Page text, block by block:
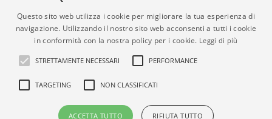
garanzia da parte di quest'ultima. immobiliare-italia.it
quindi non è responsabile della veridicità, della
correttezza, della completezza, della normativa in
materia di privacy e/o di alcun altro aspetto dei
suddetti annunci.
© Copyright 2007 - 2026
Powered by
Questo sito web utilizza i cookie per migliorare la tua esperienza di
navigazione. Utilizzando il nostro sito web acconsenti a tutti i cookie
in conformità con la nostra policy per i cookie. Leggi di più
STRETTAMENTE NECESSARI PERFORMANCE
TARGETING NON CLASSIFICATI
ACCETTA TUTTO RIFIUTA TUTTO